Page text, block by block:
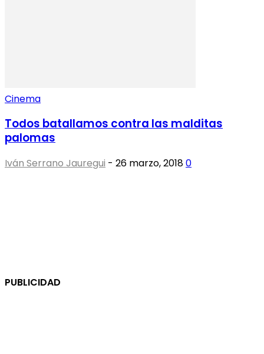
Cinema
Todos batallamos contra las malditas
palomas
Iván Serrano Jauregui - 26 marzo, 20180
PUBLICIDAD